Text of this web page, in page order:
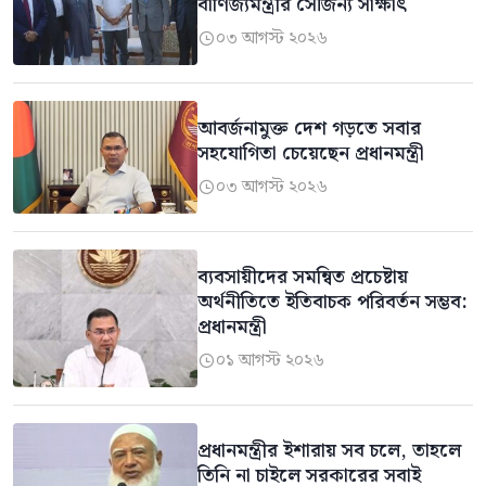
০৩ আগস্ট ২০২৬
আবর্জনামুক্ত দেশ গড়তে সবার
সহযোগিতা চেয়েছেন প্রধানমন্ত্রী
০৩ আগস্ট ২০২৬
ব্যবসায়ীদের সমন্বিত প্রচেষ্টায়
অর্থনীতিতে ইতিবাচক পরিবর্তন সম্ভব:
প্রধানমন্ত্রী
০১ আগস্ট ২০২৬
প্রধানমন্ত্রীর ইশারায় সব চলে, তাহলে
তিনি না চাইলে সরকারের সবাই